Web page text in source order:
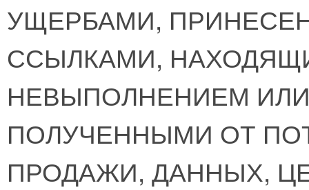
УЩЕРБАМИ,
ССЫЛКАМИ,
НЕВЫПОЛНЕНИЕМ
ПОЛУЧЕННЫМИ ОТ
ПРОДАЖИ, ДАННЫХ,